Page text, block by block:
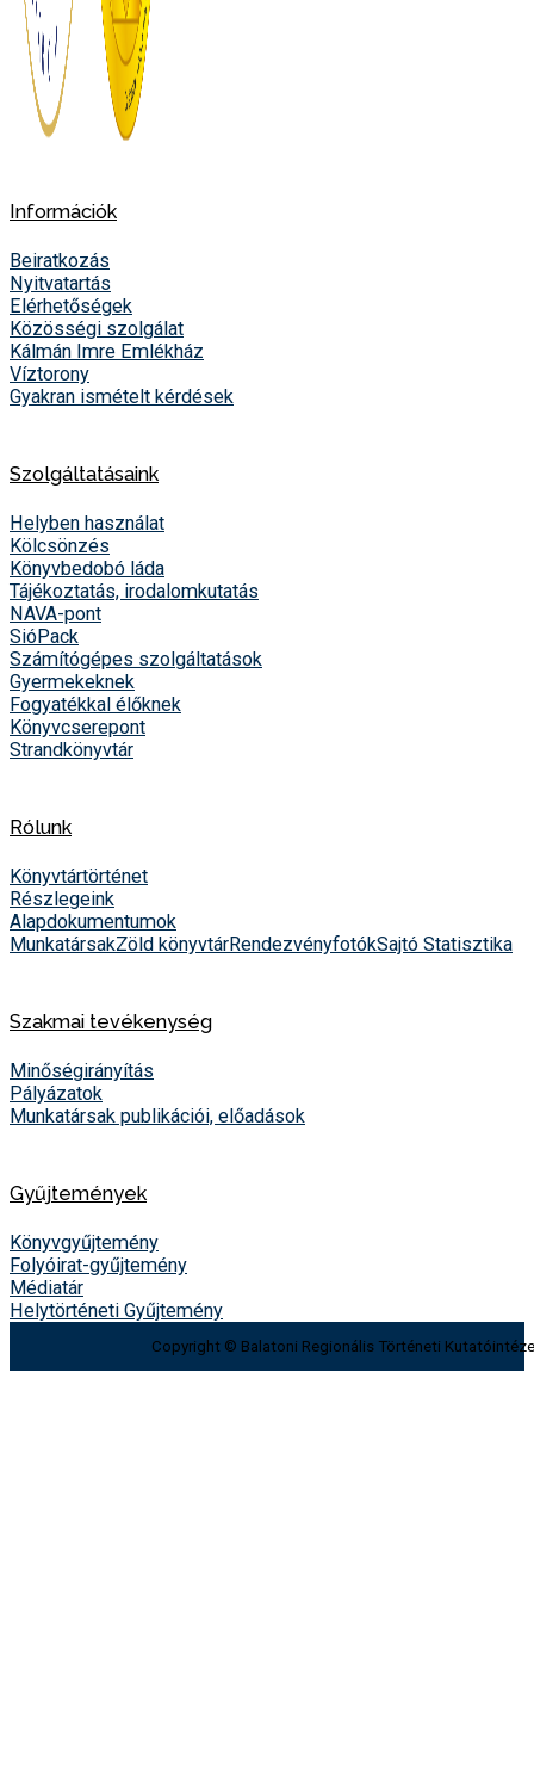
Információk
Beiratkozás
Nyitvatartás
Elérhetőségek
Közösségi szolgálat
Kálmán Imre Emlékház
Víztorony
Gyakran ismételt kérdések
Szolgáltatásaink
Helyben használat
Kölcsönzés
Könyvbedobó láda
Tájékoztatás, irodalomkutatás
NAVA-pont
SióPack
Számítógépes szolgáltatások
Gyermekeknek
Fogyatékkal élőknek
Könyvcserepont
Strandkönyvtár
Rólunk
Könyvtártörténet
Részlegeink
Alapdokumentumok
MunkatársakZöld könyvtárRendezvényfotókSajtó Statisztika
Szakmai tevékenység
Minőségirányítás
Pályázatok
Munkatársak publikációi, előadások
Gyűjtemények
Könyvgyűjtemény
Folyóirat-gyűjtemény
Médiatár
Helytörténeti Gyűjtemény
Copyright © Balatoni Regionális Történeti